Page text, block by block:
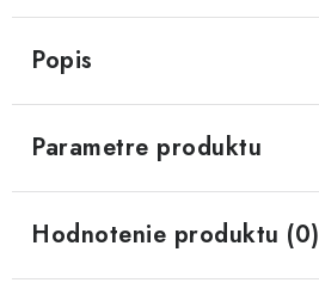
Popis
Parametre produktu
Hodnotenie produktu (0)